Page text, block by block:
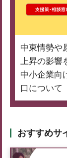
中東情勢や
上昇の影響
中小企業向
口について
おすすめサ